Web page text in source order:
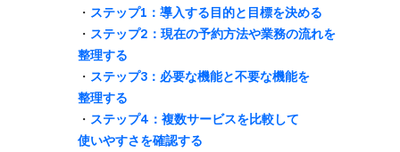
・ ステップ1：導入する​目的と​目標を​決める
・ ステップ2：現在の​予約方​法や​業務の​流れを​
整理する
・ ステップ3：必要な​機能と​不要な​機能を​
整理する
・ ステップ4：複数サービスを​比較して​
使いやすさを​確認する